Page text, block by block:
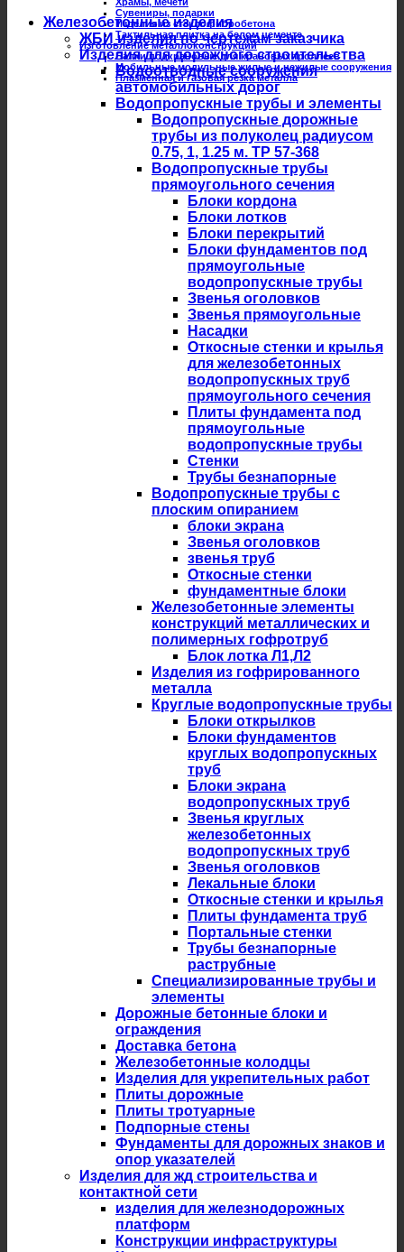
Сувениры, подарки
Изделия из стеклофибробетона
Тактильная плитка на белом цементе
Изготовление металлоконструкций
Балки подкрановые для крановых троллеев
Мобильные модульные жилые и нежилые сооружения
Плазменная и газовая резка металла
Железобетонные изделия
ЖБИ изделия по чертежам заказчика
Изделия для дорожного строительства
Водоотводные сооружения
автомобильных дорог
Водопропускные трубы и элементы
Водопропускные дорожные
трубы из полуколец радиусом
0.75, 1, 1.25 м. ТР 57-368
Водопропускные трубы
прямоугольного сечения
Блоки кордона
Блоки лотков
Блоки перекрытий
Блоки фундаментов под
прямоугольные
водопропускные трубы
Звенья оголовков
Звенья прямоугольные
Насадки
Откосные стенки и крылья
для железобетонных
водопропускных труб
прямоугольного сечения
Плиты фундамента под
прямоугольные
водопропускные трубы
Стенки
Трубы безнапорные
Водопропускные трубы с
плоским опиранием
блоки экрана
Звенья оголовков
звенья труб
Откосные стенки
фундаментные блоки
Железобетонные элементы
конструкций металлических и
полимерных гофротруб
Блок лотка Л1,Л2
Изделия из гофрированного
металла
Круглые водопропускные трубы
Блоки открылков
Блоки фундаментов
круглых водопропускных
труб
Блоки экрана
водопропускных труб
Звенья круглых
железобетонных
водопропускных труб
Звенья оголовков
Лекальные блоки
Откосные стенки и крылья
Плиты фундамента труб
Портальные стенки
Трубы безнапорные
раструбные
Специализированные трубы и
элементы
Дорожные бетонные блоки и
ограждения
Доставка бетона
Железобетонные колодцы
Изделия для укрепительных работ
Плиты дорожные
Плиты тротуарные
Подпорные стены
Фундаменты для дорожных знаков и
опор указателей
Изделия для жд строительства и
контактной сети
изделия для железнодорожных
платформ
Конструкции инфраструктуры